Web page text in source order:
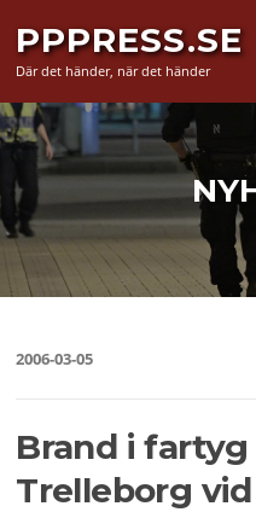
innehåll
PPPRESS.SE
Där det händer, när det händer
2006-03-05
Brand i fartyg
Trelleborg vid